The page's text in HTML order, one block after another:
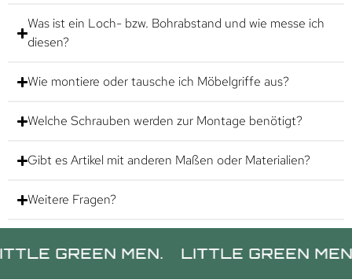
Was ist ein Loch- bzw. Bohrabstand und wie messe ich
diesen?
Wie montiere oder tausche ich Möbelgriffe aus?
Welche Schrauben werden zur Montage benötigt?
Gibt es Artikel mit anderen Maßen oder Materialien?
Weitere Fragen?
MEN. LITTLE GREEN MEN.